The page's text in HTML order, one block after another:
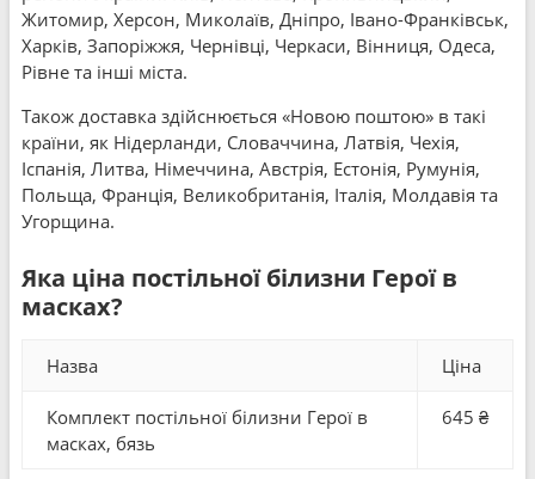
Житомир, Херсон, Миколаїв, Дніпро, Івано-Франківськ,
Харків, Запоріжжя, Чернівці, Черкаси, Вінниця, Одеса,
Рівне та інші міста.
Також доставка здійснюється «Новою поштою» в такі
країни, як Нідерланди, Словаччина, Латвія, Чехія,
Іспанія, Литва, Німеччина, Австрія, Естонія, Румунія,
Польща, Франція, Великобританія, Італія, Молдавія та
Угорщина.
Яка ціна постільної білизни Герої в
масках?
Назва Ціна
Комплект постільної білизни Герої в
масках, бязь
645 ₴